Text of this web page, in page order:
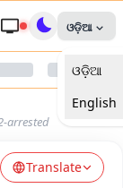
ଓଡ଼ିଆ
ଓଡ଼ିଆ
English
arrested
Translate